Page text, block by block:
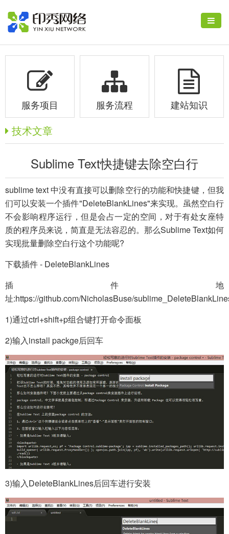
服务项目 服务流程 建站知识
技术文章
Sublime Text快捷键去除空白行
sublime text 中没有直接可以删除空行的功能和快捷键，但我
们可以安装一个插件"DeleteBlankLines"来实现。虽然空白行
不会影响程序运行，但是会占一定的空间，对于有处女座特
质的程序员来说，简直是无法容忍的。那么Sublime Text如何
实现批量删除空白行这个功能呢?
下载插件 - DeleteBlankLines
插件地
址:https://github.com/NicholasBuse/
1)通过ctrl+shift+p组合键打开命令面板
2)输入install packge后回车
3)输入DeleteBlankLines后回车进行安装